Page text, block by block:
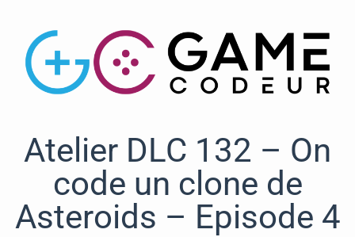
Atelier DLC 132 – On
code un clone de
Asteroids – Episode 4